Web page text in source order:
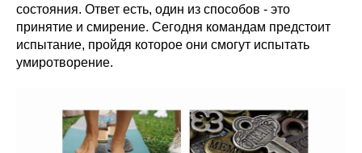
состояния. Ответ есть, один из способов - это
принятие и смирение. Сегодня командам предстоит
испытание, пройдя которое они смогут испытать
умиротворение.